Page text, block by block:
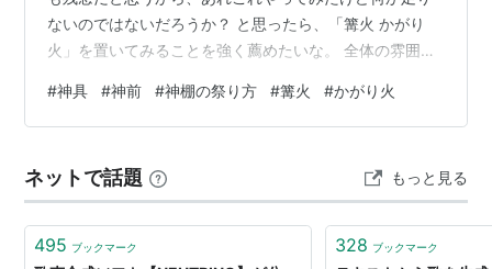
ないのではないだろうか？ と思ったら、「篝火 かがり
火」を置いてみることを強く薦めたいな。 全体の雰囲気
リハリがない・・・こんなのは人間の体だけではないの
で、スタイル作りには「黒」を取り入れてみるといい。
幣芯、かがり火、盾など極々一部の神具しかない。 その
中では一番手っ取り早いのが、かがり火になるかと思
う。 不思議なもので、かがり火を置くだけ…
#神具 #神前 #神棚の祭り方 #篝火 #かがり火
ネットで話題 もっと見る
495 ブックマーク 328 ブックマーク